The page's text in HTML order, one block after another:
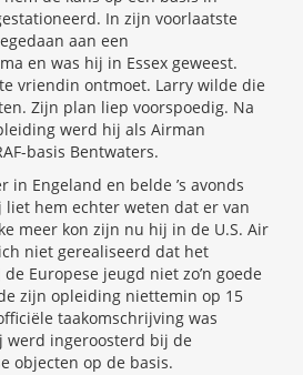
In zijn voorlaatste
aan een
en was hij in Essex geweest.
vriendin ontmoet. Larry wilde die
Zijn plan liep voorspoedig. Na
werd hij als Airman
basis Bentwaters.
in Engeland en belde ’s avonds
liet hem echter weten dat er van
meer kon zijn nu hij in de U.S. Air
niet gerealiseerd dat het
Europese jeugd niet zo’n goede
zijn opleiding niettemin op 15
taakomschrijving was
werd ingeroosterd bij de
objecten op de basis.